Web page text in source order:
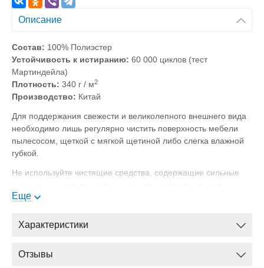
Описание
Состав: 100% Полиэстер
Устойчивость к истиранию: 60 000 циклов (тест
Мартиндейла)
Плотность: 340 г / м2
Производство: Китай
Для поддержания свежести и великолепного внешнего вида
необходимо лишь регулярно чистить поверхность мебели
пылесосом, щеткой с мягкой щетиной либо слегка влажной
губкой.
Не используйте чистящие средства, содержащие сильные
Нельзя выжимать, отбеливать, сильно тереть загрязнение.
небольшим количеством воды (до 30°С) и мягкого мыла, а
просушить поверхность. Сильное загрязнение мебельной
Еще
Характеристики
Отзывы